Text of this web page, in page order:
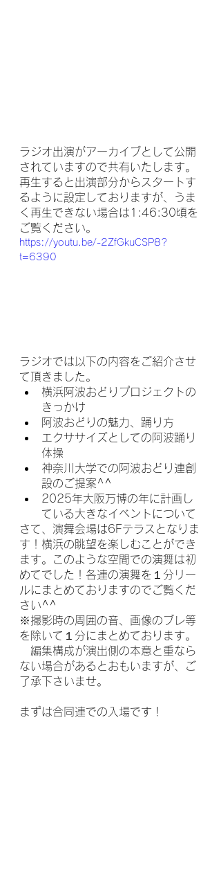
ラジオ出演がアーカイブとして公開
されていますので共有いたします。
再生すると出演部分からスタートす
るように設定しておりますが、うま
く再生できない場合は1:46:30頃を
ご覧ください。
https://youtu.be/-2ZfGkuCSP8?
t=6390
ラジオでは以下の内容をご紹介させ
て頂きました。
横浜阿波おどりプロジェクトの
きっかけ
阿波おどりの魅力、踊り方
エクササイズとしての阿波踊り
体操
神奈川大学での阿波おどり連創
設のご提案^^
2025年大阪万博の年に計画し
ている大きなイベントについて
さて、演舞会場は6Fテラスとなりま
す！横浜の眺望を楽しむことができ
ます。このような空間での演舞は初
めてでした！各連の演舞を１分リー
ルにまとめておりますのでご覧くだ
さい^^
※撮影時の周囲の音、画像のブレ等
を除いて１分にまとめております。
編集構成が演出側の本意と重なら
ない場合があるとおもいますが、ご
了承下さいませ。
まずは合同連での入場です！